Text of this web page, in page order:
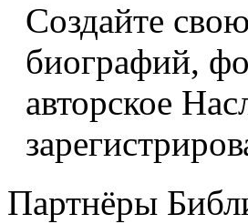
Создайте
биографий,
авторское
Партнёры